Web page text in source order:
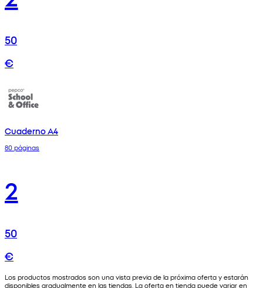
50
€
Cuaderno A4
80 páginas
2
50
€
Los productos mostrados son una vista previa de la próxima oferta y estarán
disponibles gradualmente en las tiendas. La oferta en tienda puede variar en